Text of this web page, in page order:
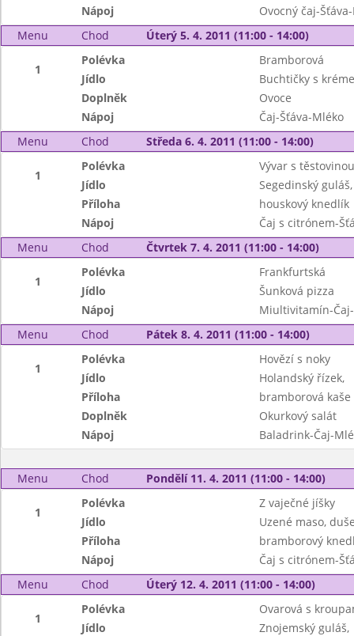
Nápoj
Ovocný čaj-
Menu
Chod Úterý 5. 4. 2011 (11:00 - 14:00)
1
Polévka
Bramborová
Jídlo
Buchtičky s
Doplněk
Ovoce
Nápoj
Čaj-Šťáva-Mléko
Menu
Chod Středa 6. 4. 2011 (11:00 - 14:00)
1
Polévka
Vývar s těstovinou
Jídlo
Segedinský guláš,
Příloha
houskový knedlík
Nápoj
Čaj s citrónem-
Menu
Chod Čtvrtek 7. 4. 2011 (11:00 - 14:00)
1
Polévka
Frankfurtská
Jídlo
Šunková pizza
Nápoj
Miultivitamín-
Menu
Chod Pátek 8. 4. 2011 (11:00 - 14:00)
1
Polévka
Hovězí s noky
Jídlo
Holandský řízek,
Příloha
bramborová kaše
Doplněk
Okurkový salát
Nápoj
Baladrink-Čaj-
Menu Chod Pondělí 11. 4. 2011 (11:00 - 14:00)
1
Polévka
Z vaječné jíšky
Jídlo
Uzené maso,
Příloha
bramborový
Nápoj
Čaj s citrónem-
Menu
Chod Úterý 12. 4. 2011 (11:00 - 14:00)
1
Polévka
Ovarová s
Jídlo
Znojemský guláš,